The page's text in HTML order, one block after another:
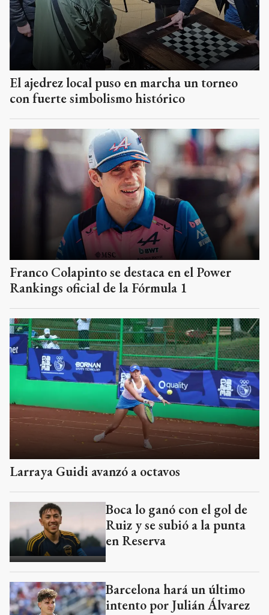
El ajedrez local puso en marcha un torneo
con fuerte simbolismo histórico
Franco Colapinto se destaca en el Power
Rankings oficial de la Fórmula 1
Larraya Guidi avanzó a octavos
Boca lo ganó con el gol de
Ruiz y se subió a la punta
en Reserva
Barcelona hará un último
intento por Julián Álvarez